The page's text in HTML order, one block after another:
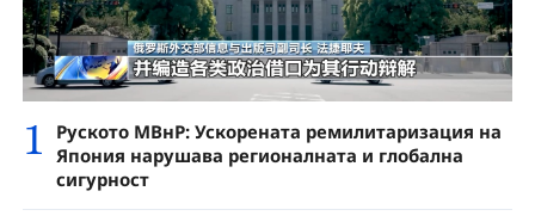
1
Руското МВнР: Ускорената ремилитаризация на
Япония нарушава регионалната и глобална
сигурност